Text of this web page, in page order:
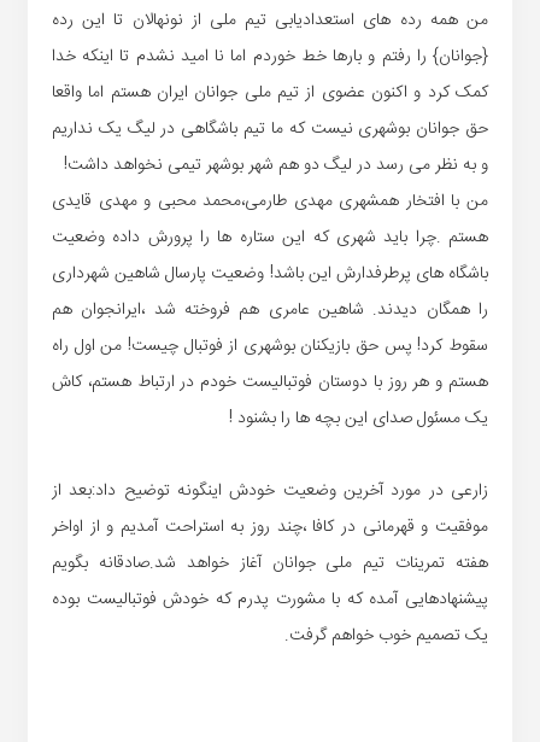
من همه رده های استعدادیابی تیم ملی از نونهالان تا این رده
{جوانان} را رفتم و بارها خط خوردم اما نا امید نشدم تا اینکه خدا
کمک کرد و اکنون عضوی از تیم ملی جوانان ایران هستم اما واقعا
حق جوانان بوشهری نیست که ما تیم باشگاهی در لیگ یک نداریم
و به نظر می رسد در لیگ دو هم شهر بوشهر تیمی نخواهد داشت!
من با افتخار همشهری مهدی طارمی،محمد محبی و مهدی قایدی
هستم .چرا باید شهری که این ستاره ها را پرورش داده وضعیت
باشگاه های پرطرفدارش این باشد! وضعیت پارسال شاهین شهرداری
را همگان دیدند. شاهین عامری هم فروخته شد ،ایرانجوان هم
سقوط کرد! پس حق بازیکنان بوشهری از فوتبال چیست! من اول راه
هستم و هر روز با دوستان فوتبالیست خودم در ارتباط هستم، کاش
یک مسئول صدای این بچه ها را بشنود !
زارعی در مورد آخرین وضعیت خودش اینگونه توضیح داد:بعد از
موفقیت و قهرمانی در کافا ،چند روز به استراحت آمدیم و از اواخر
هفته تمرینات تیم ملی جوانان آغاز خواهد شد.صادقانه بگویم
پیشنهادهایی آمده که با مشورت پدرم که خودش فوتبالیست بوده
یک تصمیم خوب خواهم گرفت.